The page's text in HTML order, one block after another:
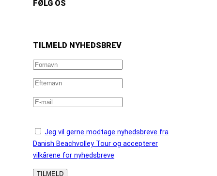
FØLG OS
TILMELD NYHEDSBREV
Jeg vil gerne modtage nyhedsbreve fra
Danish Beachvolley Tour og accepterer
vilkårene for nyhedsbreve